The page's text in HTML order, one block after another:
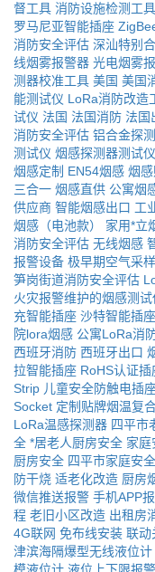
督工具 消防设施检测工具
罗马尼亚智能插座
消防安全评估 深汕特别
线烟雾报警器 光电烟雾
测器校准工具 美国 美国
能测试仪 LoRa消防改造
试仪 法国 法国消防 法国
消防安全评估 铝合金探
测试仪 烟感探测器测试仪
烟感定制 EN54烟感 烟
三合一 烟感直供 公寓烟
供应商 智能烟感出口 工
烟感（电池款）
家用*立
消防安全评估 无线烟感
报警设备 极早期空气采
笋岗街道消防安全评估
火灾报警维护的烟感测试
充智能插座 沙特智能插座
院lora烟感 公寓LoRa消
西班牙消防 西班牙出口
拉智能插座 RoHS认证插
Strip 儿童安全防触电插
Socket 定制贴牌烟温复
LoRa温感探测器 四平市
全 *居老人厨房安全 家庭
厨房安全 四平市家庭安全
防干烧 适老化改造 厨房
微信推送报警 手机APP
程 老旧小区改造 出租房
4G联网 免布线安装 联动
津滨海隔爆型无线液位计